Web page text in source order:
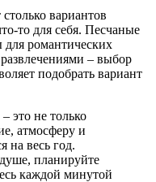
вариантов
то для себя. Песчаные
романтических
– выбор
подобрать вариант
это не только
атмосферу и
на весь год.
планируйте
каждой минутой